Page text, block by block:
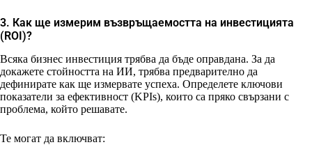
3. Как ще измерим възвръщаемостта на инвестицията
(ROI)?
Всяка бизнес инвестиция трябва да бъде оправдана. За да
докажете стойността на ИИ, трябва предварително да
дефинирате как ще измервате успеха. Определете ключови
показатели за ефективност (KPIs), които са пряко свързани с
проблема, който решавате.
Те могат да включват: